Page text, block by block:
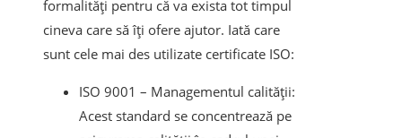
formalități pentru că va exista tot timpul
cineva care să îți ofere ajutor. Iată care
sunt cele mai des utilizate certificate ISO:
ISO 9001 – Managementul calității:
Acest standard se concentrează pe